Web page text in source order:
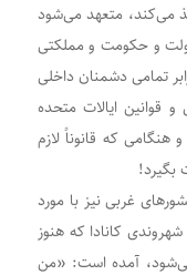
می‌کند، متعهد می‌شود
و حکومت و مملکتی
تمامی دشمنان داخلی
قوانین ایالات متحده
هنگامی که قانوناً لازم
بگیرد!
غربی نیز با مورد
کانادا که هنوز
آمده است: «من